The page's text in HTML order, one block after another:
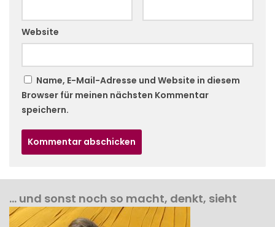
Website
Name, E-Mail-Adresse und Website in diesem
Browser für meinen nächsten Kommentar
speichern.
… und sonst noch so macht, denkt, sieht